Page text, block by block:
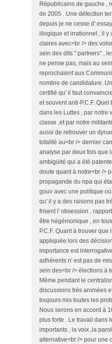
Républicains de gauche ,
de 2005 . Une défection
depuis je ne cesse d'
illogique et irrationnel , il y
claires avec<br /> des
sein des dits " partners" ,
ne pense pas, mais au
reprochaient aux
nombre de candidature.
certifié qu' il faut
et souvent anti-P.C.F.
dans les Luttes , par notre
classe ,et par notre
aussi de retrouver un
totalité au<br /> dernier
analyse par deux fois que
ambigüité qui a été
doute quant à notre<br />
propagande du npa qui
gouv avec une politique
qu' il y a des raisons pas
frisent l' obsession ,
être hégémonique , en
P.C.F. Quant à trouver
appliquée lors des
importance est
adhérents n' est pas de
sein des<br /> élections à
Même pendant le
discussions très animées
toujours mis toutes les
Nous serons en accord à
plus forte . Le travail dans
importants , la voix ,la
alternative<br /> pour une